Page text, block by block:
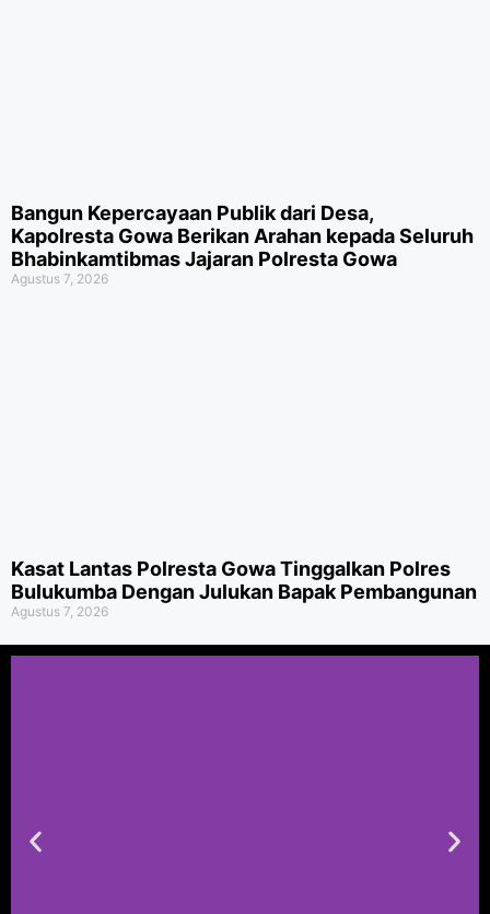
Bangun Kepercayaan Publik dari Desa,
Kapolresta Gowa Berikan Arahan kepada Seluruh
Bhabinkamtibmas Jajaran Polresta Gowa
Agustus 7, 2026
Kasat Lantas Polresta Gowa Tinggalkan Polres
Bulukumba Dengan Julukan Bapak Pembangunan
Agustus 7, 2026